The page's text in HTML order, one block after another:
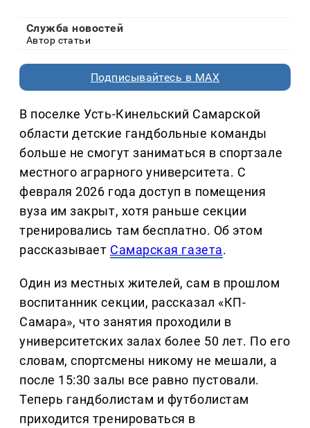
Служба новостей
Автор статьи
Подписывайтесь в MAX
В поселке Усть-Кинельский Самарской
области детские гандбольные команды
больше не смогут заниматься в спортзале
местного аграрного университета. С
февраля 2026 года доступ в помещения
вуза им закрыт, хотя раньше секции
тренировались там бесплатно. Об этом
рассказывает Самарская газета.
Один из местных жителей, сам в прошлом
воспитанник секции, рассказал «КП-
Самара», что занятия проходили в
университетских залах более 50 лет. По его
словам, спортсмены никому не мешали, а
после 15:30 залы все равно пустовали.
Теперь гандболистам и футболистам
приходится тренироваться в